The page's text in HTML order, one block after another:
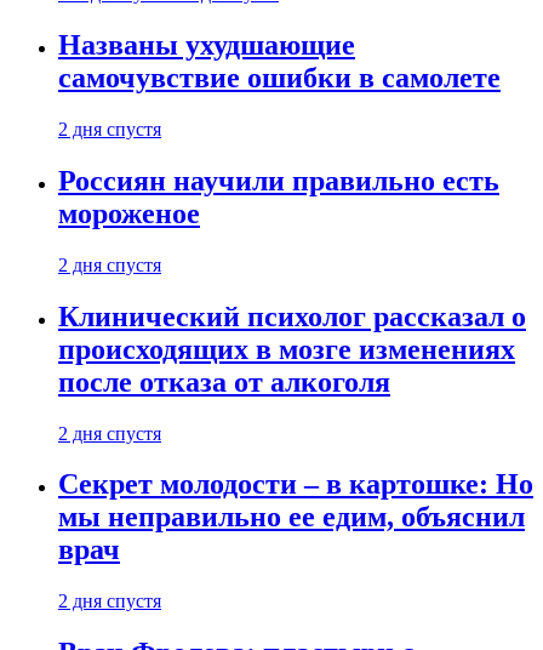
Названы ухудшающие
самочувствие ошибки в самолете
2 дня спустя
Россиян научили правильно есть
мороженое
2 дня спустя
Клинический психолог рассказал о
происходящих в мозге изменениях
после отказа от алкоголя
2 дня спустя
Секрет молодости – в картошке: Но
мы неправильно ее едим, объяснил
врач
2 дня спустя